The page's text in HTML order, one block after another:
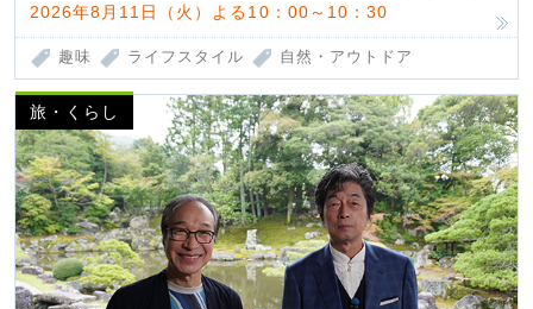
2026年8月11日（火）よる10：00～10：30
趣味 ライフスタイル 自然・アウトドア
旅・くらし